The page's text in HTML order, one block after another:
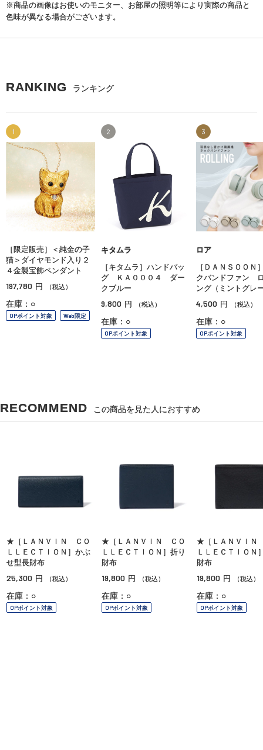
※商品の画像はお使いのモニター、お部屋の照明等により実際の商品と
色味が異なる場合がございます。
RANKING ランキング
1
［限定販売］＜純金の子
猫＞ダイヤモンド入り２
４金製宝飾ペンダント
197,780 円 （税込）
在庫：○
OPポイント対象 Web限定
2
キタムラ
［キタムラ］ハンドバッ
グ ＫＡ０００４ ダー
クブルー
9,800 円 （税込）
在庫：○
OPポイント対象
3
ロア
［ＤＡＮＳＯＯＮ
クバンドファン
ング（ミントグレ
4,500 円 （税込）
在庫：○
OPポイント対象
RECOMMEND この商品を見た人におすすめ
★［ＬＡＮＶＩＮ ＣＯ
ＬＬＥＣＴＩＯＮ］かぶ
せ型長財布
25,300 円 （税込）
在庫：○
OPポイント対象
★［ＬＡＮＶＩＮ ＣＯ
ＬＬＥＣＴＩＯＮ］折り
財布
19,800 円 （税込）
在庫：○
OPポイント対象
★［ＬＡＮＶＩＮ
ＬＬＥＣＴＩＯＮ
財布
19,800 円 （税込）
在庫：○
OPポイント対象